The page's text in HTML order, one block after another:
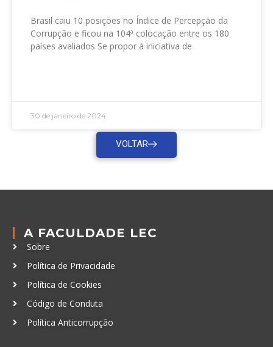
Brasil caiu 10 posições no Índice de Percepção da
Corrupção e ficou na 104ª colocação entre os 180
países avaliados Se propor à iniciativa de
30 de janeiro de 2024
VOLTAR
A FACULDADE LEC
Sobre
Política de Privacidade
Política de Cookies
Código de Conduta
Política Anticorrupção